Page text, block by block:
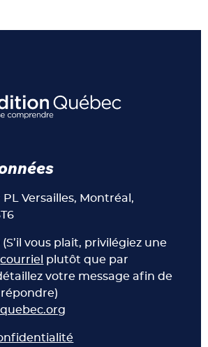
PL Versailles, Montréal,
(S’il vous plait, privilégiez une
courriel plutôt que par
votre message afin de